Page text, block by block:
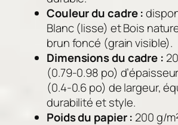
Couleur du cadre :
Blanc (lisse) et Bois
brun foncé (grain visible).
Dimensions du cadre :
(0.79-0.98 po)
(0.4-0.6 po) de largeur,
durabilité et style.
Poids du papier : 200 g/